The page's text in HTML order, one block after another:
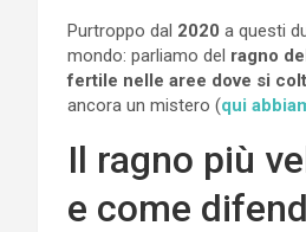
Purtroppo dal 2020 a questi
mondo: parliamo del ragno
fertile nelle aree dove si
ancora un mistero (qui
Il ragno più
e come